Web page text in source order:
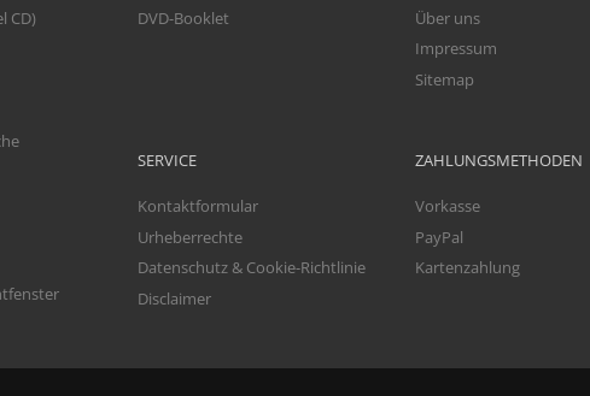
CD)
DVD-Booklet
SERVICE
Kontaktformular
Urheberrechte
Datenschutz & Cookie-Richtlinie
Disclaimer
Über uns
Impressum
Sitemap
ZAHLUNGSMETHODEN
Vorkasse
PayPal
Kartenzahlung